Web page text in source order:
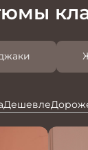
Дешевле